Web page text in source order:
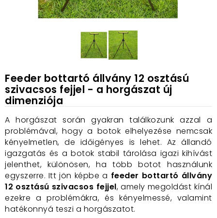
Feeder bottartó állvány 12 osztású
szivacsos fejjel - a horgászat új
dimenziója
A horgászat során gyakran találkozunk azzal a
problémával, hogy a botok elhelyezése nemcsak
kényelmetlen, de időigényes is lehet. Az állandó
igazgatás és a botok stabil tárolása igazi kihívást
jelenthet, különösen, ha több botot használunk
egyszerre. Itt jön képbe a feeder bottartó állvány
12 osztású szivacsos fejjel, amely megoldást kínál
ezekre a problémákra, és kényelmessé, valamint
hatékonnyá teszi a horgászatot.